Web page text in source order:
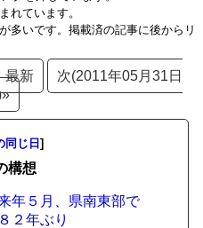
れています。
多いです。掲載済の記事に後からリ
最新
次(2011年05月31日
同じ日 ]
構想
年５月、県南東部で
２年ぶり